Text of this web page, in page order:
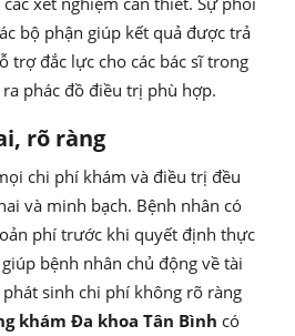
bộ phận giúp kết quả được trả
trợ đắc lực cho các bác sĩ trong
phác đồ điều trị phù hợp.
rõ ràng
chi phí khám và điều trị đều
và minh bạch. Bệnh nhân có
phí trước khi quyết định thực
bệnh nhân chủ động về tài
sinh chi phí không rõ ràng
khám Đa khoa Tân Bình có